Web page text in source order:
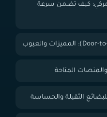
كيف تضمن سرعة
المتاحة